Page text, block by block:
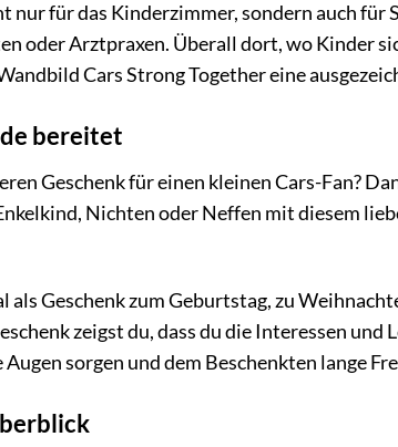
nur für das Kinderzimmer, sondern auch
oder Arztpraxen. Überall dort, wo Kinder
Cars Strong Together eine
bereitet
Geschenk für einen kleinen Cars-Fan?
Nichten oder Neffen mit diesem
als Geschenk zum Geburtstag, zu
zeigst du, dass du die Interessen
sorgen und dem Beschenkten lange